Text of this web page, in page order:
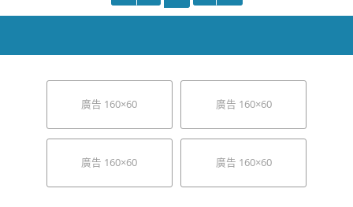
廣告 160×60 廣告 160×60
廣告 160×60 廣告 160×60